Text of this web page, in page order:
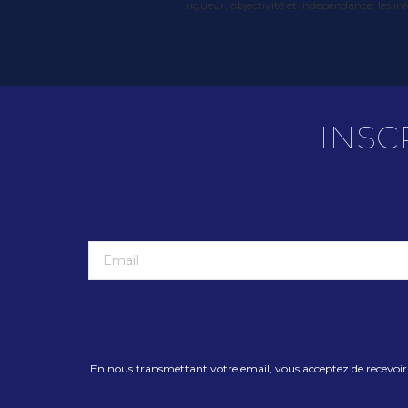
rigueur, objectivité et indépendance, les
En nous transmettant votre email, vous acceptez de